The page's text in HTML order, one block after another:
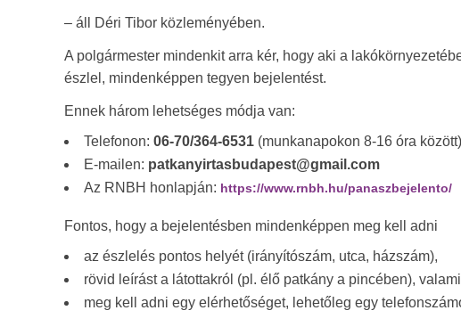
– áll Déri Tibor közleményében.
A polgármester mindenkit arra kér, hogy aki a
észlel, mindenképpen tegyen bejelentést.
Ennek három lehetséges módja van:
Telefonon: 06-70/364-6531 (munkanapokon 8-16 óra
E-mailen: patkanyirtasbudapest@gmail.com
Az RNBH honlapján: https://www.rnbh.hu/panaszbejelento/
Fontos, hogy a bejelentésben mindenképpen meg kell adni
az észlelés pontos helyét (irányítószám, utca, házszám),
rövid leírást a látottakról (pl. élő patkány a pincében),
meg kell adni egy elérhetőséget, lehetőleg egy